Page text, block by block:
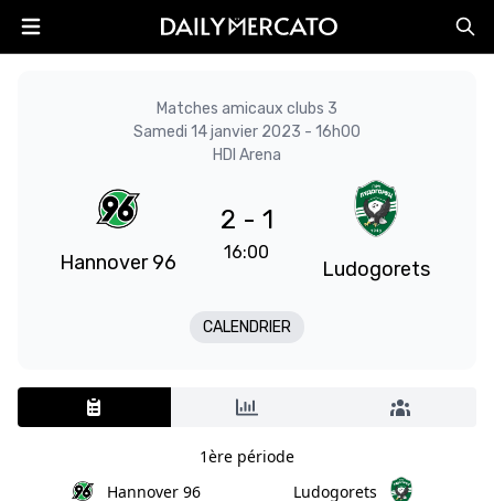
Matches amicaux clubs 3
Samedi 14 janvier 2023 - 16h00
HDI Arena
Hannover 96
2 - 1
16:00
Ludogorets
CALENDRIER
1ère période
Hannover 96
Ludogorets